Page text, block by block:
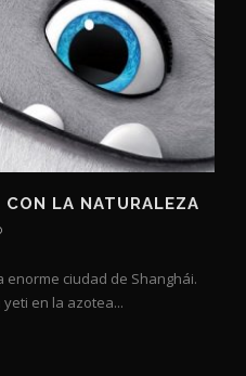
CON LA NATURALEZA
enorme ciudad de Shanghái.
en la azotea...